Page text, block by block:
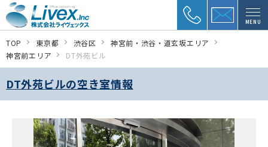
MENU
TOP 東京都 渋谷区
神宮前・渋谷・道玄坂エリア
神宮前エリア
DT外苑ビル
DT外苑ビルの空き室情報